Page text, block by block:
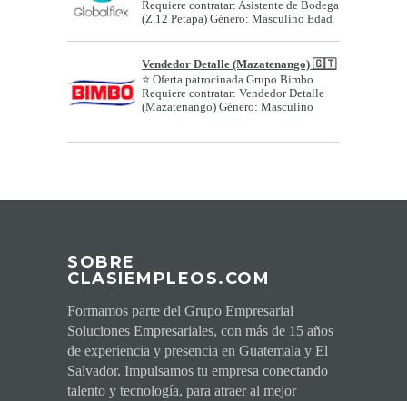
Requiere contratar: Asistente de Bodega
(Z.12 Petapa) Género: Masculino Edad
Vendedor Detalle (Mazatenango) 🇬🇹
⭐ Oferta patrocinada Grupo Bimbo
Requiere contratar: Vendedor Detalle
(Mazatenango) Género: Masculino
SOBRE
CLASIEMPLEOS.COM
Formamos parte del Grupo Empresarial
Soluciones Empresariales, con más de 15 años
de experiencia y presencia en Guatemala y El
Salvador. Impulsamos tu empresa conectando
talento y tecnología, para atraer al mejor